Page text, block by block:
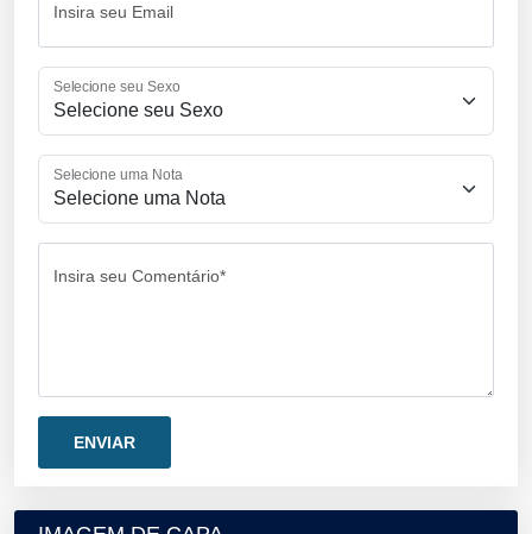
Insira seu Email
Selecione seu Sexo
Selecione uma Nota
Insira seu Comentário*